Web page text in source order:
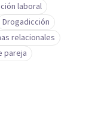
laboral
Drogadicción
relacionales
pareja